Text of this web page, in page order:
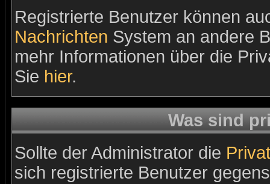
Registrierte Benutzer können
Nachrichten System an andere
mehr Informationen über die
Sie hier.
Was sind
Sollte der Administrator die
sich registrierte Benutzer